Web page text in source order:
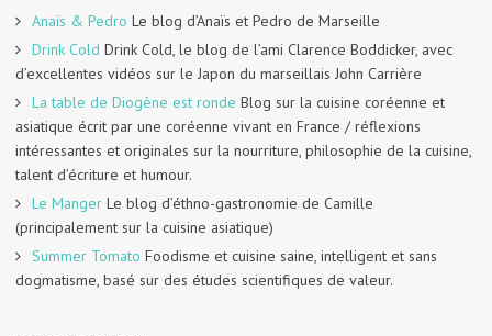
Anaïs & Pedro Le blog d’Anaïs et Pedro de Marseille
Drink Cold Drink Cold, le blog de l’ami Clarence Boddicker, avec
d’excellentes vidéos sur le Japon du marseillais John Carrière
La table de Diogène est ronde Blog sur la cuisine coréenne et
asiatique écrit par une coréenne vivant en France / réflexions
intéressantes et originales sur la nourriture, philosophie de la cuisine,
talent d’écriture et humour.
Le Manger Le blog d’éthno-gastronomie de Camille
(principalement sur la cuisine asiatique)
Summer Tomato Foodisme et cuisine saine, intelligent et sans
dogmatisme, basé sur des études scientifiques de valeur.